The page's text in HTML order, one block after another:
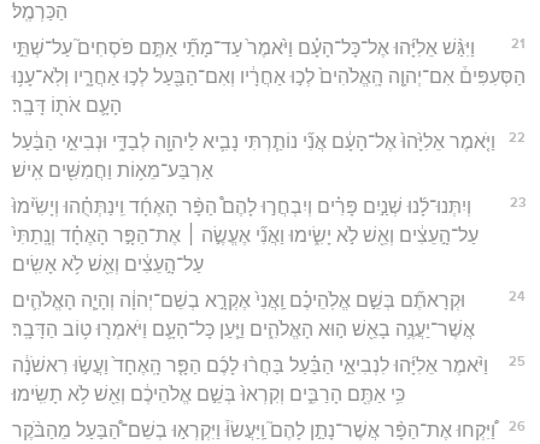
הַכַּרְמֶֽל׃
21
וַיִּגַּ֨שׁ אֵלִיָּ֜הוּ אֶל־כָּל־הָעָ֗ם וַיֹּ֙אמֶר֙ עַד־מָתַ֞י אַתֶּ֣ם פֹּסְחִים֮ עַל־שְׁתֵּ֣י
הַסְּעִפִּים֒ אִם־יְהוָ֤ה הָֽאֱלֹהִים֙ לְכ֣וּ אַחֲרָ֔יו וְאִם־הַבַּ֖עַל לְכ֣וּ אַחֲרָ֑יו וְלֹֽא־עָנ֥וּ
הָעָ֛ם אֹת֖וֹ דָּבָֽר׃
22
וַיֹּ֤אמֶר אֵלִיָּ֙הוּ֙ אֶל־הָעָ֔ם אֲנִ֞י נוֹתַ֧רְתִּי נָבִ֛יא לַיהוָ֖ה לְבַדִּ֑י וּנְבִיאֵ֣י הַבַּ֔עַל
אַרְבַּע־מֵא֥וֹת וַחֲמִשִּׁ֖ים אִֽישׁ׃
23
וְיִתְּנוּ־לָ֜נוּ שְׁנַ֣יִם פָּרִ֗ים וְיִבְחֲר֣וּ לָהֶם֩ הַפָּ֨ר הָאֶחָ֜ד וִֽינַתְּחֻ֗הוּ וְיָשִׂ֙ימוּ֙
עַל־הָ֣עֵצִ֔ים וְאֵ֖שׁ לֹ֣א יָשִׂ֑ימוּ וַאֲנִ֞י אֶעֱשֶׂ֣ה ׀ אֶת־הַפָּ֣ר הָאֶחָ֗ד וְנָֽתַתִּי֙
עַל־הָ֣עֵצִ֔ים וְאֵ֖שׁ לֹ֥א אָשִֽׂים׃
24
וּקְרָאתֶ֞ם בְּשֵׁ֣ם אֱלֹֽהֵיכֶ֗ם וַֽאֲנִי֙ אֶקְרָ֣א בְשֵׁם־יְהוָ֔ה וְהָיָ֧ה הָאֱלֹהִ֛ים
אֲשֶׁר־יַעֲנֶ֥ה בָאֵ֖שׁ ה֣וּא הָאֱלֹהִ֑ים וַיַּ֧עַן כָּל־הָעָ֛ם וַיֹּאמְר֖וּ ט֥וֹב הַדָּבָֽר׃
25
וַיֹּ֨אמֶר אֵלִיָּ֜הוּ לִנְבִיאֵ֣י הַבַּ֗עַל בַּחֲר֨וּ לָכֶ֜ם הַפָּ֤ר הָֽאֶחָד֙ וַעֲשׂ֣וּ רִאשֹׁנָ֔ה
כִּ֥י אַתֶּ֖ם הָרַבִּ֑ים וְקִרְאוּ֙ בְּשֵׁ֣ם אֱלֹהֵיכֶ֔ם וְאֵ֖שׁ לֹ֥א תָשִֽׂימוּ׃
26
וַ֠יִּקְחוּ אֶת־הַפָּ֨ר אֲשֶׁר־נָתַ֣ן לָהֶם֮ וַֽיַּעֲשׂוּ֒ וַיִּקְרְא֣וּ בְשֵׁם־הַ֠בַּעַל מֵהַבֹּ֨קֶר